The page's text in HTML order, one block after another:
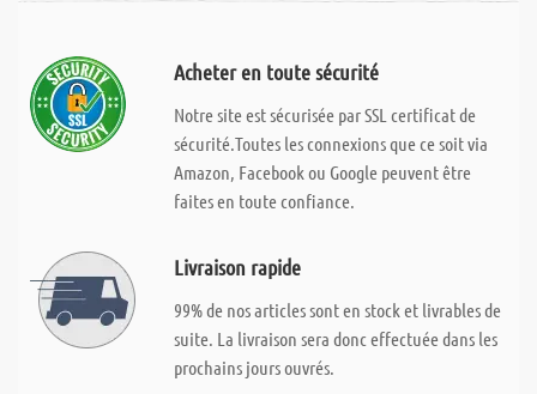
Acheter en toute sécurité
Notre site est sécurisée par SSL certificat de
sécurité.Toutes les connexions que ce soit via
Amazon, Facebook ou Google peuvent être
faites en toute confiance.
Livraison rapide
99% de nos articles sont en stock et livrables de
suite. La livraison sera donc effectuée dans les
prochains jours ouvrés.